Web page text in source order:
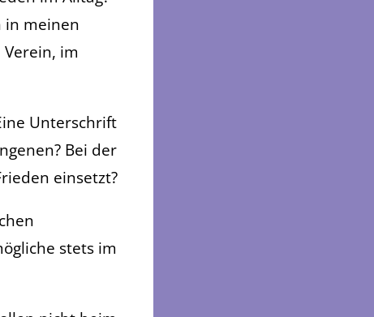
in meinen
im
Unterschrift
Bei der
einsetzt?
stets im